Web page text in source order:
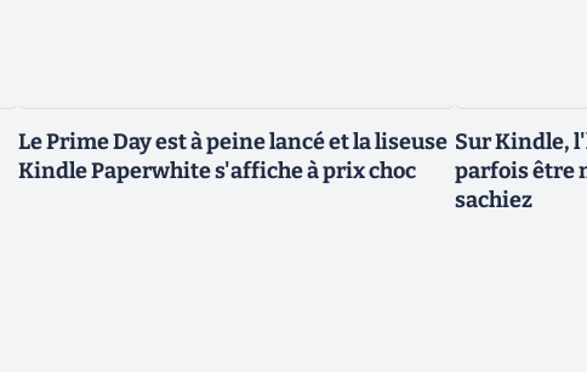
Le Prime Day est à peine lancé et la liseuse
Kindle Paperwhite s'affiche à prix choc
Sur Kindle,
parfois être
sachiez